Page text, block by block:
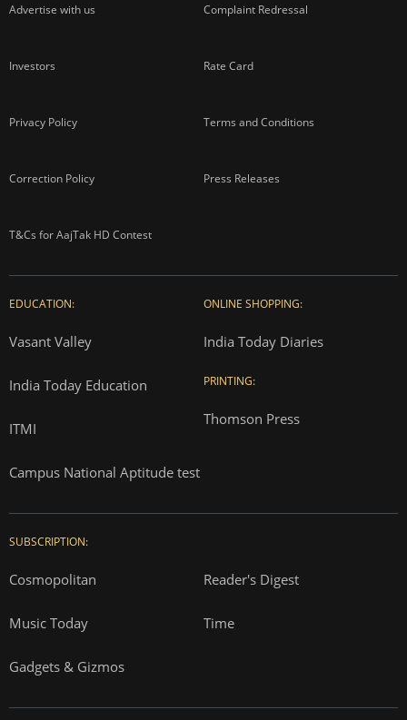
Advertise with us Complaint Redressal
Investors Rate Card
Privacy Policy Terms and Conditions
Correction Policy Press Releases
T&Cs for AajTak HD Contest
EDUCATION:
Vasant Valley
India Today Education
ITMI
Campus National Aptitude test
ONLINE SHOPPING:
India Today Diaries
PRINTING:
Thomson Press
SUBSCRIPTION:
Cosmopolitan Reader's Digest
Music Today Time
Gadgets & Gizmos